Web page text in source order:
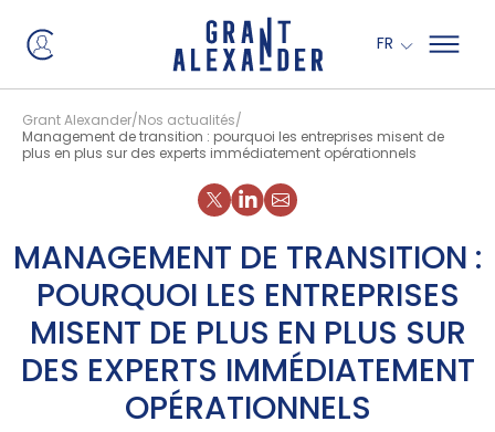
FR
Grant Alexander Nos actualités
Management de transition : pourquoi les entreprises misent de
plus en plus sur des experts immédiatement opérationnels
Partager sur X
Partager sur Linkedin
MANAGEMENT DE TRANSITION :
POURQUOI LES ENTREPRISES
MISENT DE PLUS EN PLUS SUR
DES EXPERTS IMMÉDIATEMENT
OPÉRATIONNELS